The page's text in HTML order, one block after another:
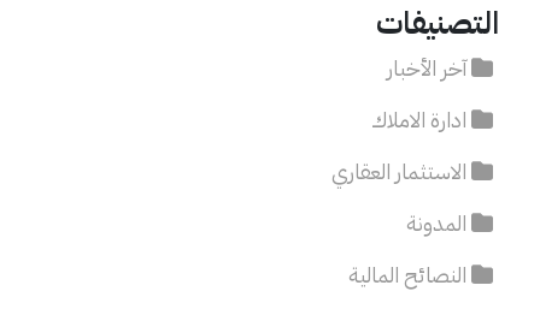
التصنيفات
آخر الأخبار
ادارة الاملاك
الاستثمار العقاري
المدونة
النصائح المالية